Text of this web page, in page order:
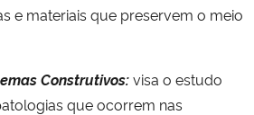
e materiais que preservem o meio
Construtivos:visa o estudo
que ocorrem nas